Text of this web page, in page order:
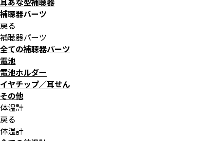
補聴器パーツ
戻る
補聴器パーツ
全ての補聴器パーツ
電池
電池ホルダー
イヤチップ／耳せん
その他
体温計
戻る
体温計